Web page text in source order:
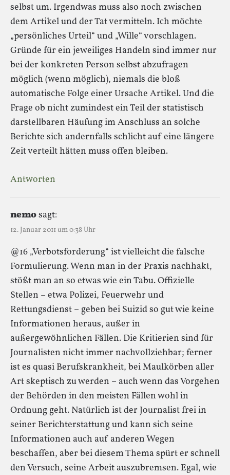
selbst um. Irgendwas muss also noch zwischen
dem Artikel und der Tat vermitteln. Ich möchte
„persönliches Urteil“ und „Wille“ vorschlagen.
Gründe für ein jeweiliges Handeln sind immer nur
bei der konkreten Person selbst abzufragen
möglich (wenn möglich), niemals die bloß
automatische Folge einer Ursache Artikel. Und die
Frage ob nicht zumindest ein Teil der statistisch
darstellbaren Häufung im Anschluss an solche
Berichte sich andernfalls schlicht auf eine längere
Zeit verteilt hätten muss offen bleiben.
Antworten
nemosagt:
12. Januar 2011 um 0:38 Uhr
@16 „Verbotsforderung“ ist vielleicht die falsche
Formulierung. Wenn man in der Praxis nachhakt,
stößt man an so etwas wie ein Tabu. Offizielle
Stellen – etwa Polizei, Feuerwehr und
Rettungsdienst – geben bei Suizid so gut wie keine
Informationen heraus, außer in
außergewöhnlichen Fällen. Die Kritierien sind für
Journalisten nicht immer nachvollziehbar; ferner
ist es quasi Berufskrankheit, bei Maulkörben aller
Art skeptisch zu werden – auch wenn das Vorgehen
der Behörden in den meisten Fällen wohl in
Ordnung geht. Natürlich ist der Journalist frei in
seiner Berichterstattung und kann sich seine
Informationen auch auf anderen Wegen
beschaffen, aber bei diesem Thema spürt er schnell
den Versuch, seine Arbeit auszubremsen. Egal, wie